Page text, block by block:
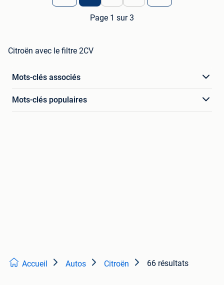
Page 1 sur 3
Citroën avec le filtre 2CV
Mots-clés associés
Mots-clés populaires
Accueil Autos Citroën 66 résultats